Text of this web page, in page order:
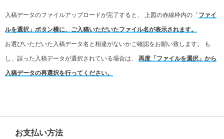
入稿データのファイルアップロードが完了すると、 上図の赤線枠内の「ファイ
ルを選択」ボタン横に、ご入稿いただいたファイル名が表示されます。
お選びいただいた入稿データ名と相違がないかご確認をお願い致します。 も
し、誤った入稿データが選択されている場合は、 再度「ファイルを選択」から
入稿データの再選択を行ってください。
お支払い方法